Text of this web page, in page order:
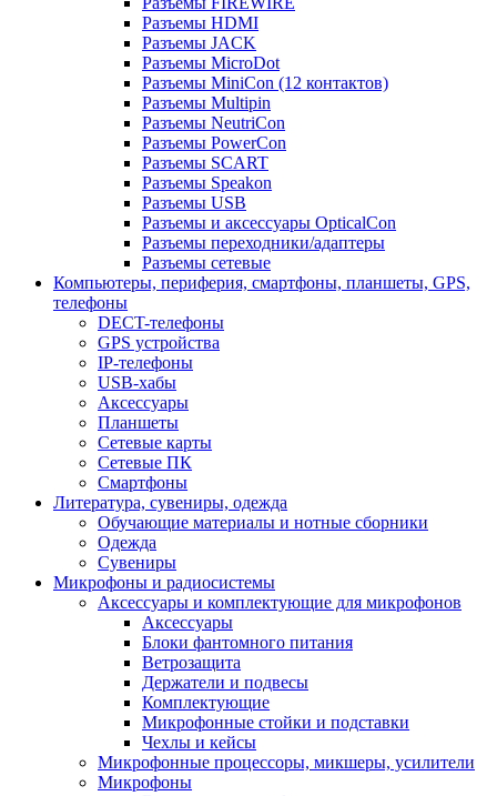
Разъемы HDMI
Разъемы JACK
Разъемы MicroDot
Разъемы MiniCon (12 контактов)
Разъемы Multipin
Разъемы NeutriCon
Разъемы PowerCon
Разъемы SCART
Разъемы Speakon
Разъемы USB
Разъемы и аксессуары OpticalCon
Разъемы переходники/адаптеры
Разъемы сетевые
Компьютеры, периферия, смартфоны, планшеты, GPS,
телефоны
DECT-телефоны
GPS устройства
IP-телефоны
USB-хабы
Аксессуары
Планшеты
Сетевые карты
Сетевые ПК
Смартфоны
Литература, сувениры, одежда
Обучающие материалы и нотные сборники
Одежда
Сувениры
Микрофоны и радиосистемы
Аксессуары и комплектующие для микрофонов
Аксессуары
Блоки фантомного питания
Ветрозащита
Держатели и подвесы
Комплектующие
Микрофонные стойки и подставки
Чехлы и кейсы
Микрофонные процессоры, микшеры, усилители
Микрофоны